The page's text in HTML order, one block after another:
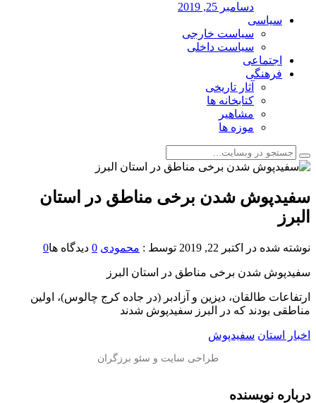
دسامبر 25, 2019
سیاسی
سیاست خارجی
سیاست داخلی
اجتماعی
فرهنگی
آثار تاریخی
کتابخانه ها
مشاهیر
موزه ها
سفیدپوش شدن برخی مناطق در استان
البرز
نوشته شده در اکتبر 22, 2019 توسط : محمودی 0 دیدگاه ها0
سفیدپوش شدن برخی مناطق در استان البرز
ارتفاعات طالقان، دیزین و آزادبر (در جاده کرج چالوس)، اولین
مناطقی بودند که در البرز سفیدپوش شدند
اخبار استان سفیدپوش
درباره نویسنده